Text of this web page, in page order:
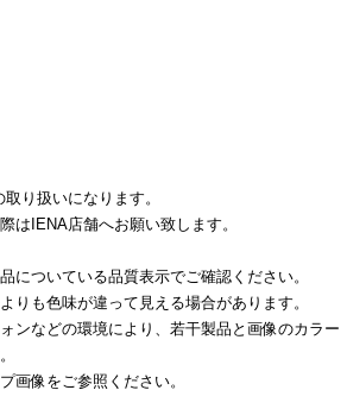
り扱いになります。
はIENA店舗へお願い致します。
についている品質表示でご確認ください。
りも色味が違って見える場合があります。
ンなどの環境により、若干製品と画像のカラー
画像をご参照ください。